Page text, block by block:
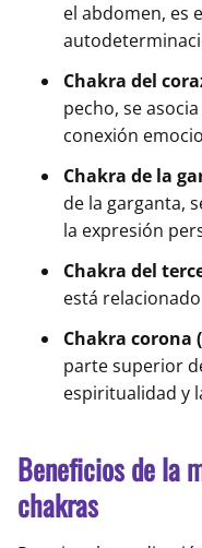
el abdomen, es
Chakra del
pecho, se
conexión
Chakra de la
de la garganta,
la expresión
Chakra del
está
Chakra corona
parte superior
espiritualidad y
Beneficios de la
chakras